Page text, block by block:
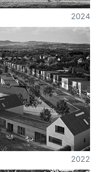
2024
2022